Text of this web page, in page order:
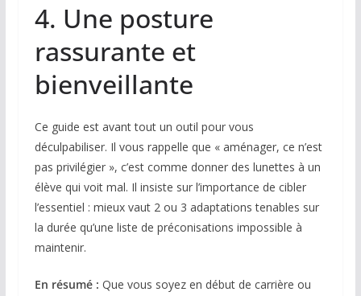
4. Une posture
rassurante et
bienveillante
Ce guide est avant tout un outil pour vous
déculpabiliser. Il vous rappelle que « aménager, ce n’est
pas privilégier », c’est comme donner des lunettes à un
élève qui voit mal. Il insiste sur l’importance de cibler
l’essentiel : mieux vaut 2 ou 3 adaptations tenables sur
la durée qu’une liste de préconisations impossible à
maintenir.
En résumé : Que vous soyez en début de carrière ou